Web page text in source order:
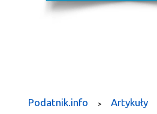
Podatnik.info > Artykuły